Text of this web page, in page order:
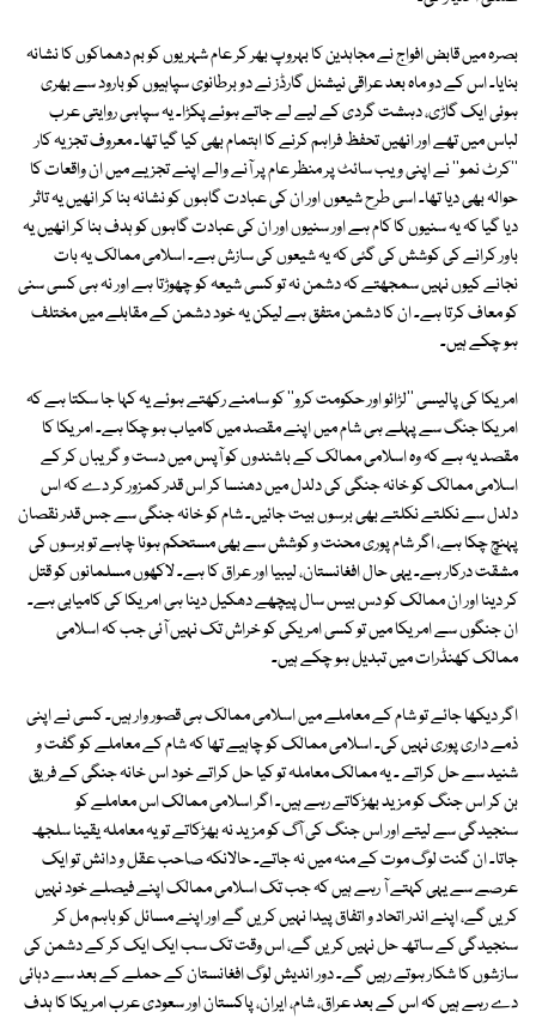
بصرہ میں قابض افواج نے مجاہدین کا بہروپ بھر کر عام شہریوں کو بم دھماکوں کا نشانہ
بنایا۔ اس کے دو ماہ بعد عراقی نیشنل گارڈز نے دو برطانوی سپاہیوں کو بارود سے بھری
ہوئی ایک گاڑی، دہشت گردی کے لیے لے جاتے ہوئے پکڑا۔ یہ سپاہی روایتی عرب
لباس میں تھے اور انھیں تحفظ فراہم کرنے کا اہتمام بھی کیا گیا تھا۔ معروف تجزیہ کار
''کرٹ نمو'' نے اپنی ویب سائٹ پر منظر عام پر آنے والے اپنے تجزیے میں ان واقعات کا
حوالہ بھی دیا تھا۔ اسی طرح شیعوں اور ان کی عبادت گاہوں کو نشانہ بنا کر انھیں یہ تاثر
دیا گیا کہ یہ سنیوں کا کام ہے اور سنیوں اور ان کی عبادت گاہوں کو ہدف بنا کر انھیں یہ
باور کرانے کی کوشش کی گئی کہ یہ شیعوں کی سازش ہے۔ اسلامی ممالک یہ بات
نجانے کیوں نہیں سمجھتے کہ دشمن نہ تو کسی شیعہ کو چھوڑتا ہے اور نہ ہی کسی سنی
کو معاف کرتا ہے۔ ان کا دشمن متفق ہے لیکن یہ خود دشمن کے مقابلے میں مختلف
ہو چکے ہیں۔
امریکا کی پالیسی ''لڑائو اور حکومت کرو'' کو سامنے رکھتے ہوئے یہ کہا جا سکتا ہے کہ
امریکا جنگ سے پہلے ہی شام میں اپنے مقصد میں کامیاب ہو چکا ہے۔ امریکا کا
مقصد یہ ہے کہ وہ اسلامی ممالک کے باشندوں کو آپس میں دست و گریباں کر کے
اسلامی ممالک کو خانہ جنگی کی دلدل میں دھنسا کر اس قدر کمزور کر دے کہ اس
دلدل سے نکلتے نکلتے بھی برسوں بیت جائیں۔ شام کو خانہ جنگی سے جس قدر نقصان
پہنچ چکا ہے، اگر شام پوری محنت و کوشش سے بھی مستحکم ہونا چاہے تو برسوں کی
مشقت درکار ہے۔ یہی حال افغانستان، لیبیا اور عراق کا ہے۔ لاکھوں مسلمانوں کو قتل
کر دینا اور ان ممالک کو دس بیس سال پیچھے دھکیل دینا ہی امریکا کی کامیابی ہے۔
ان جنگوں سے امریکا میں تو کسی امریکی کو خراش تک نہیں آئی جب کہ اسلامی
ممالک کھنڈرات میں تبدیل ہو چکے ہیں۔
اگر دیکھا جائے تو شام کے معاملے میں اسلامی ممالک ہی قصور وار ہیں۔ کسی نے اپنی
ذمے داری پوری نہیں کی۔ اسلامی ممالک کو چاہیے تھا کہ شام کے معاملے کو گفت و
شنید سے حل کراتے ۔ یہ ممالک معاملہ تو کیا حل کراتے خود اس خانہ جنگی کے فریق
بن کر اس جنگ کو مزید بھڑکاتے رہے ہیں۔ اگر اسلامی ممالک اس معاملے کو
سنجیدگی سے لیتے اور اس جنگ کی آگ کو مزید نہ بھڑکاتے تو یہ معاملہ یقینا سلجھ
جاتا۔ ان گنت لوگ موت کے منہ میں نہ جاتے۔ حالانکہ صاحب عقل و دانش تو ایک
عرصے سے یہی کہتے آ رہے ہیں کہ جب تک اسلامی ممالک اپنے فیصلے خود نہیں
کریں گے، اپنے اندر اتحاد و اتفاق پیدا نہیں کریں گے اور اپنے مسائل کو باہم مل کر
سنجیدگی کے ساتھ حل نہیں کریں گے، اس وقت تک سب ایک ایک کر کے دشمن کی
سازشوں کا شکار ہوتے رہیں گے۔ دور اندیش لوگ افغانستان کے حملے کے بعد سے دہائی
دے رہے ہیں کہ اس کے بعد عراق، شام، ایران، پاکستان اور سعودی عرب امریکا کا ہدف